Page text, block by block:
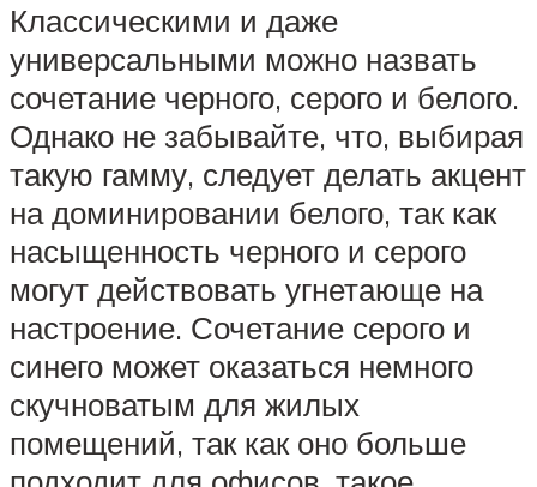
Классическими и даже
универсальными можно назвать
сочетание черного, серого и белого.
Однако не забывайте, что, выбирая
такую гамму, следует делать акцент
на доминировании белого, так как
насыщенность черного и серого
могут действовать угнетающе на
настроение. Сочетание серого и
синего может оказаться немного
скучноватым для жилых
помещений, так как оно больше